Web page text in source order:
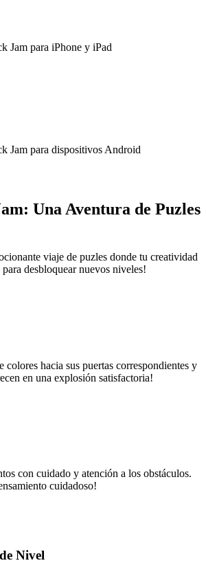
Jam para iPhone y iPad
Jam para dispositivos Android
Una Aventura de Puzles
viaje de puzles donde tu creatividad
desbloquear nuevos niveles!
colores hacia sus puertas correspondientes y
en una explosión satisfactoria!
con cuidado y atención a los obstáculos.
cuidadoso!
Nivel